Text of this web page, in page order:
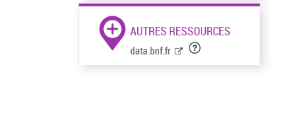
AUTRES RESSOURCES
data.bnf.fr